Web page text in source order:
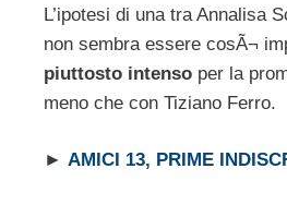
L’ipotesi di una tra Annalisa
non sembra essere cosÃ¬
piuttosto intenso per la
meno che con Tiziano Ferro.
► AMICI 13, PRIME